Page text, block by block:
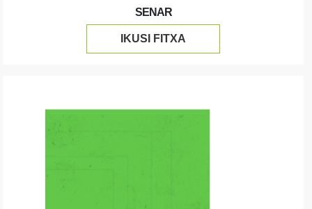
SENAR
IKUSI FITXA